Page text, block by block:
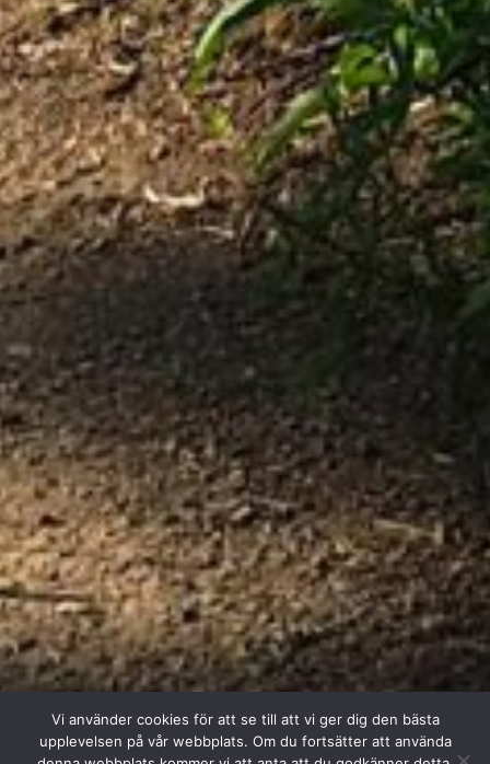
Vi använder cookies för att se till att vi ger dig den bästa
upplevelsen på vår webbplats. Om du fortsätter att använda